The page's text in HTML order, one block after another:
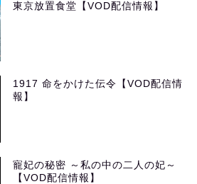
東京放置食堂【VOD配信情報】
1917 命をかけた伝令【VOD配信情
報】
寵妃の秘密 ～私の中の二人の妃～
【VOD配信情報】